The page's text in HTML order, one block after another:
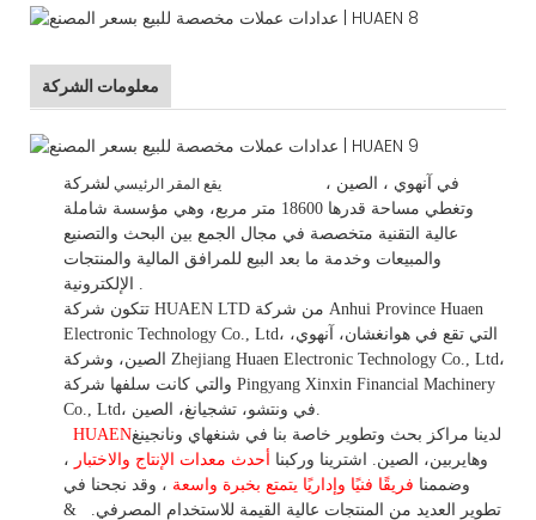
معلومات الشركة
يقع المقر الرئيسي في آنهوي ، الصين ،
وتغطي مساحة قدرها 18600 متر مربع، وهي
مؤسسة شاملة
عالية التقنية متخصصة في مجال الجمع بين البحث والتصنيع
والمبيعات وخدمة ما بعد البيع للمرافق المالية والمنتجات
تتكون شركة HUAEN LTD من شركة Anhui Province Huaen
Electronic Technology Co., Ltd، التي تقع في هوانغشان، آنهوي،
الصين، وشركة Zhejiang Huaen Electronic Technology Co., Ltd،
والتي كانت سلفها شركة Pingyang Xinxin Financial Machinery
HUAENلدينا مراكز بحث وتطوير خاصة بنا في شنغهاي ونانجينغ
وهايربين، الصين. اشترينا وركبنا أحدث معدات الإنتاج والاختبار ،
وضممنا فريقًا فنيًا وإداريًا يتمتع بخبرة واسعة ، وقد نجحنا في
تطوير
العديد من المنتجات عالية القيمة للاستخدام المصرفي.
&